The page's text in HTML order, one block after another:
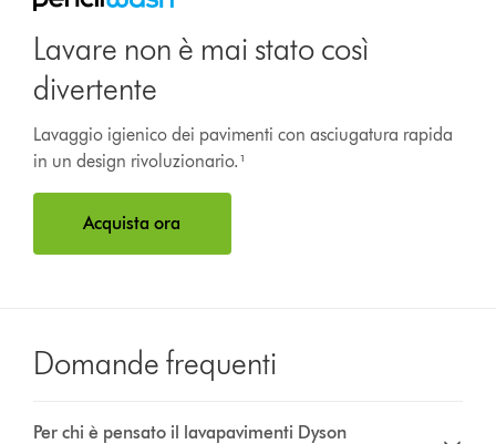
Lavare non è mai stato così
divertente
Lavaggio igienico dei pavimenti con asciugatura rapida
in un design rivoluzionario.¹
Acquista ora
Domande frequenti
Per chi è pensato il lavapavimenti Dyson